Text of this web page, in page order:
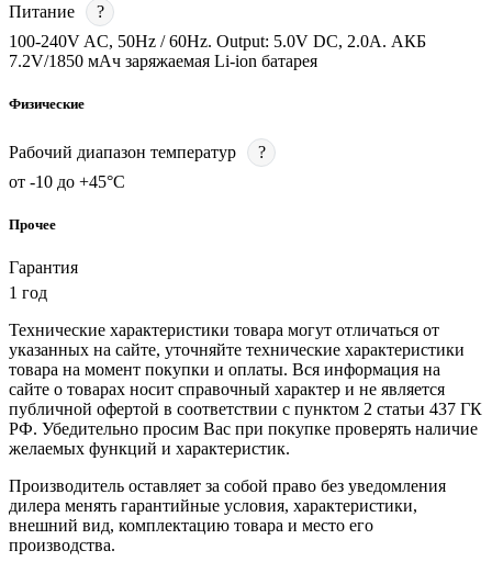
Питание
?
100-240V AC, 50Hz / 60Hz. Output: 5.0V DC, 2.0A. АКБ
7.2V/1850 мАч заряжаемая Li-ion батарея
Физические
Рабочий диапазон температур
?
от -10 до +45°С
Прочее
Гарантия
1 год
Технические характеристики товара могут отличаться от
указанных на сайте, уточняйте технические характеристики
товара на момент покупки и оплаты. Вся информация на
сайте о товарах носит справочный характер и не является
публичной офертой в соответствии с пунктом 2 статьи 437 ГК
РФ. Убедительно просим Вас при покупке проверять наличие
желаемых функций и характеристик.
Производитель оставляет за собой право без уведомления
дилера менять гарантийные условия, характеристики,
внешний вид, комплектацию товара и место его
производства.